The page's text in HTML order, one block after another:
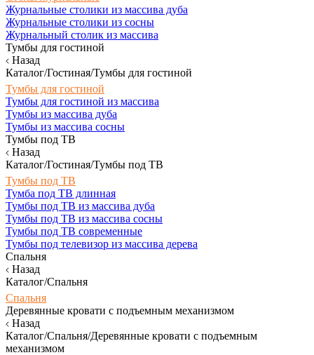
Журнальные столики из массива дуба
Журнальные столики из сосны
Журнальный столик из массива
Тумбы для гостиной
Назад
Каталог/Гостиная/Тумбы для гостиной
Тумбы для гостиной
Тумбы для гостиной из массива
Тумбы из массива дуба
Тумбы из массива сосны
Тумбы под ТВ
Назад
Каталог/Гостиная/Тумбы под ТВ
Тумбы под ТВ
Тумба под ТВ длинная
Тумбы под ТВ из массива дуба
Тумбы под ТВ из массива сосны
Тумбы под ТВ современные
Тумбы под телевизор из массива дерева
Спальня
Назад
Каталог/Спальня
Спальня
Деревянные кровати с подъемным механизмом
Назад
Каталог/Спальня/Деревянные кровати с подъемным
механизмом